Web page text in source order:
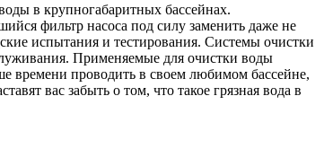
в крупногабаритных бассейнах.
фильтр насоса под силу заменить даже не
испытания и тестирования. Системы очистки
Применяемые для очистки воды
времени проводить в своем любимом бассейне,
вас забыть о том, что такое грязная вода в